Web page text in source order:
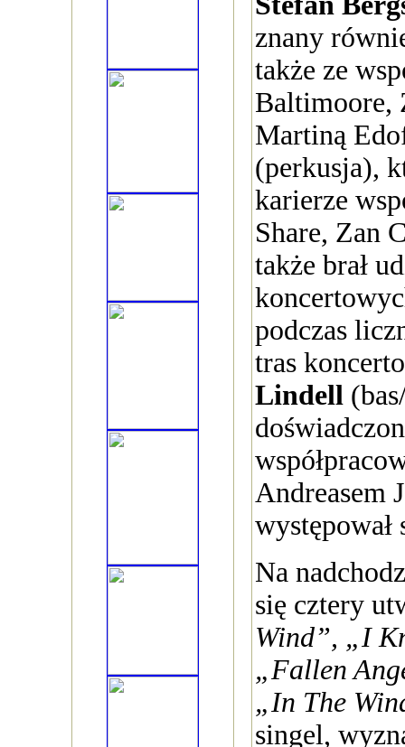
znany
także ze
Baltimoore,
Martiną
(perkusja),
karierze
Share, Zan
także brał
podczas
tras
Lindell
Andreasem
występował
Na
się cztery
Wind”, „I
„Fallen
„In The
singel,